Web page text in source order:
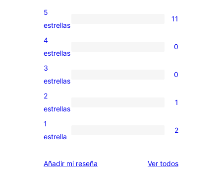
11
valoraciones
de
5
estrellas
11
0
valoraciones
de
4
estrellas
0
0
valoraciones
de
3
estrellas
0
1
valoración
de
estrellas
2
estrellas
1
2
de
1
estrella
2
Añadir mi reseña Ver todoslos